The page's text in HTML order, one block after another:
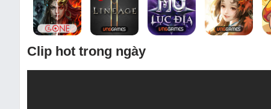
Clip hot trong ngày